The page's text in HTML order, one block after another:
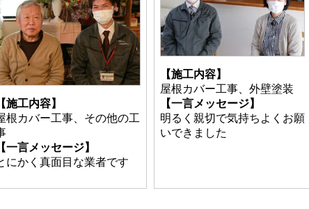
【施工内容】
根カバー工事、その他の工
【一言メッセージ】
にかく真面目な業者です
【施工内容】
屋根カバー工事、外壁塗装
【一言メッセージ】
明るく親切で気持ちよくお願
いできました